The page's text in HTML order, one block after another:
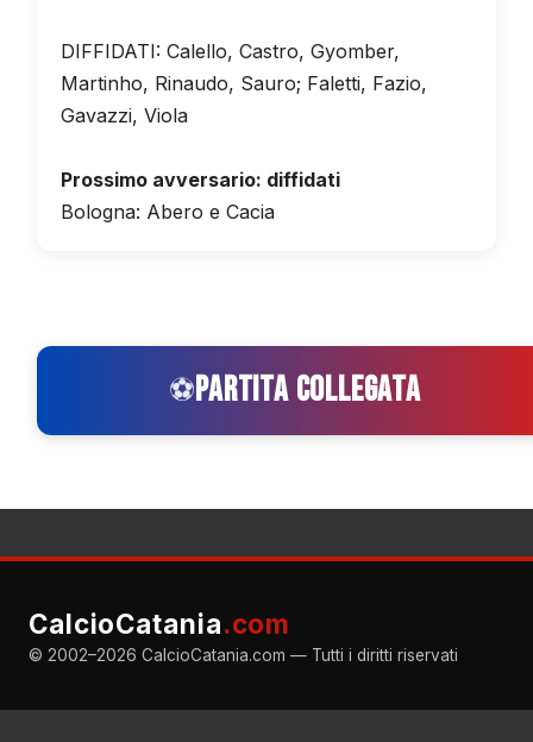
DIFFIDATI: Calello, Castro, Gyomber,
Martinho, Rinaudo, Sauro; Faletti, Fazio,
Gavazzi, Viola
Prossimo avversario: diffidati
Bologna: Abero e Cacia
⚽PARTITA COLLEGATA
CalcioCatania.com
© 2002–2026 CalcioCatania.com — Tutti i diritti riservati